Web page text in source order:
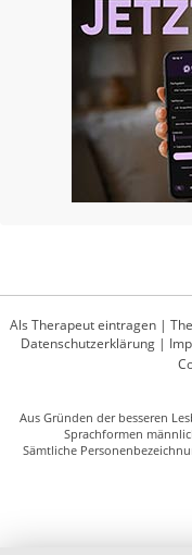
Als Therapeut eintragen |
Datenschutzerklärung|
Aus Gründen der besseren
Sprachformen
Sämtliche